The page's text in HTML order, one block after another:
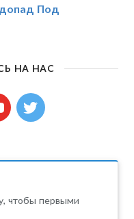
Под
НА НАС
чтобы первыми